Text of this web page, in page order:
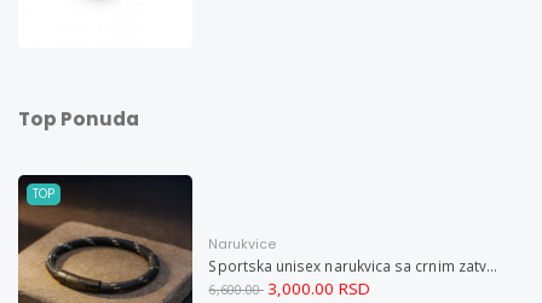
Top Ponuda
TOP
Narukvice
Sportska unisex narukvica sa crnim zatvaračem od nerđajućeg čelika i magnetom M
6,600.00 3,000.00 RSD